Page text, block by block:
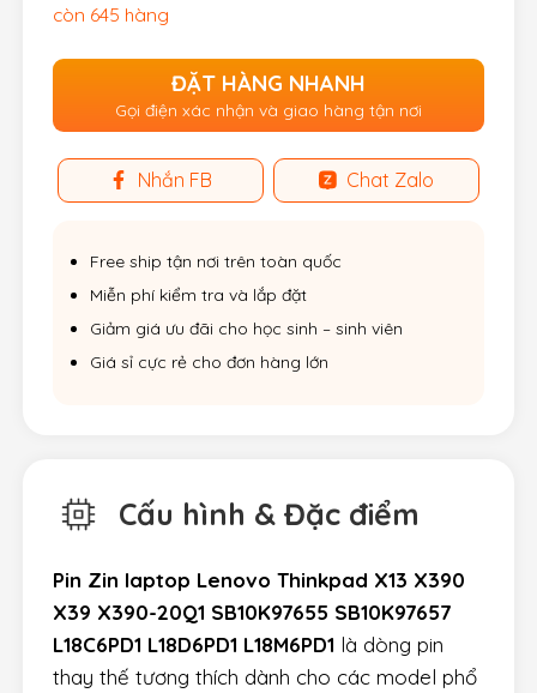
còn 645 hàng
ĐẶT HÀNG NHANH
Gọi điện xác nhận và giao hàng tận nơi
Nhắn FB Chat Zalo
Free ship tận nơi trên toàn quốc
Miễn phí kiểm tra và lắp đặt
Giảm giá ưu đãi cho học sinh – sinh viên
Giá sỉ cực rẻ cho đơn hàng lớn
Cấu hình & Đặc điểm
Pin Zin laptop Lenovo Thinkpad X13 X390
X39 X390-20Q1 SB10K97655 SB10K97657
L18C6PD1 L18D6PD1 L18M6PD1 là dòng pin
thay thế tương thích dành cho các model phổ